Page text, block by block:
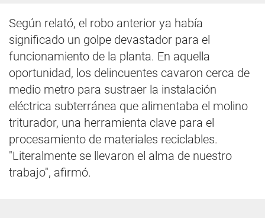
Según relató, el robo anterior ya había
significado un golpe devastador para el
funcionamiento de la planta. En aquella
oportunidad, los delincuentes cavaron cerca de
medio metro para sustraer la instalación
eléctrica subterránea que alimentaba el molino
triturador, una herramienta clave para el
procesamiento de materiales reciclables.
"Literalmente se llevaron el alma de nuestro
trabajo", afirmó.